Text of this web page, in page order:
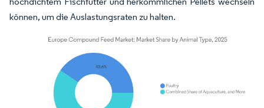
können, um die Auslastungsraten zu halten.